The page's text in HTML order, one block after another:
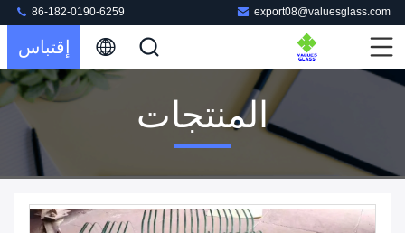
export08@valuesglass.com
86-182-0190-6259
إقتباس
المنتجات